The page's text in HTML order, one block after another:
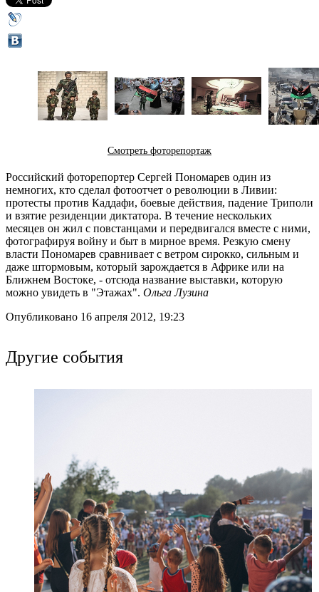
Смотреть фоторепортаж
Российский фоторепортер Сергей Пономарев один из
немногих, кто сделал фотоотчет о революции в Ливии:
протесты против Каддафи, боевые действия, падение Триполи
и взятие резиденции диктатора. В течение нескольких
месяцев он жил с повстанцами и передвигался вместе с ними,
фотографируя войну и быт в мирное время. Резкую смену
власти Пономарев сравнивает с ветром сирокко, сильным и
даже штормовым, который зарождается в Африке или на
Ближнем Востоке, - отсюда название выставки, которую
можно увидеть в "Этажах". Ольга Лузина
Опубликовано 16 апреля 2012, 19:23
Другие события